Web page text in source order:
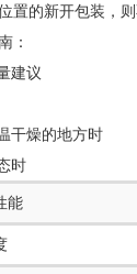
置的新开包装，
：
建议
干燥的地方时
时
能